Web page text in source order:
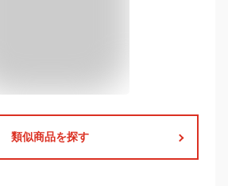
類似商品を探す